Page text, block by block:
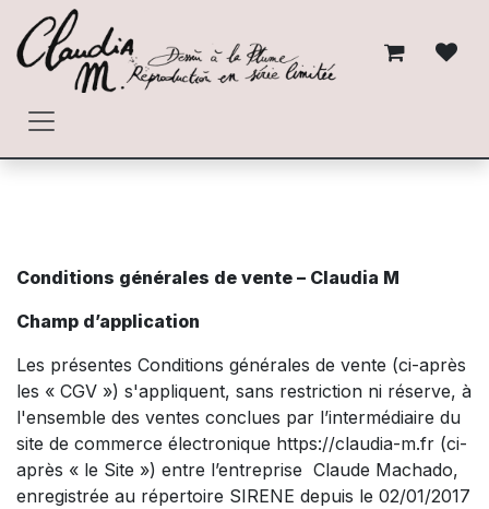
Skip to Content
Conditions générales de vente – Claudia M
Champ d’application
Les présentes Conditions générales de vente (ci-après
les « CGV ») s'appliquent, sans restriction ni réserve, à
l'ensemble des ventes conclues par l’intermédiaire du
site de commerce électronique https://claudia-m.fr (ci-
après « le Site ») entre l’entreprise Claude Machado,
enregistrée au répertoire SIRENE depuis le 02/01/2017